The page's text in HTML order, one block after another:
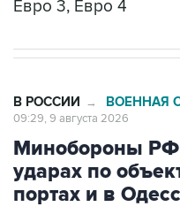
Евро 3, Евро 4
В РОССИИ → ВОЕННАЯ
09:29, 9 августа 2026
Минобороны РФ
ударах по
портах и в